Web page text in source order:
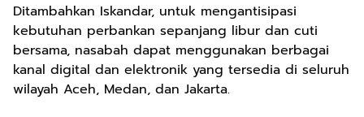
Ditambahkan Iskandar, untuk mengantisipasi
kebutuhan perbankan sepanjang libur dan cuti
bersama, nasabah dapat menggunakan berbagai
kanal digital dan elektronik yang tersedia di seluruh
wilayah Aceh, Medan, dan Jakarta.